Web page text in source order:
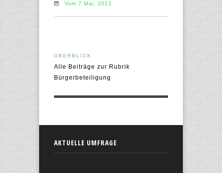
Vom 7 Mai, 2013
ÜBERBLICK
Alle Beiträge zur Rubrik
Bürgerbeteiligung
AKTUELLE UMFRAGE